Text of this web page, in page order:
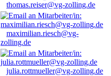
thomas.reiser@vg-zolling.de
maximilian.riesch@vg-
zolling.de
julia.rottmueller@vg-zolling.de